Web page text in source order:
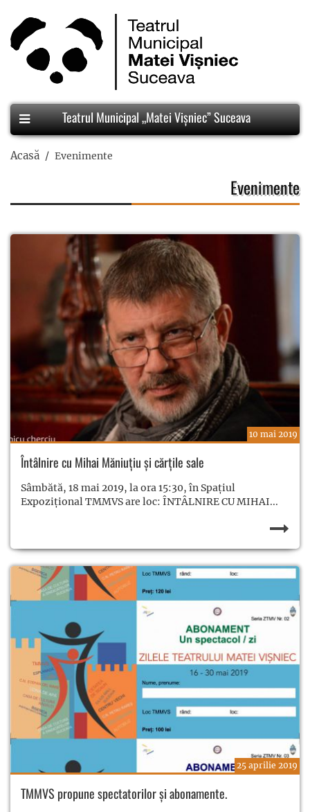
Teatrul Municipal „Matei Vișniec” Suceava
Acasă Evenimente
Evenimente
10 mai 2019
Întâlnire cu Mihai Măniuțiu şi cărţile sale
Sâmbătă, 18 mai 2019, la ora 15:30, în Spațiul
Expoziţional TMMVS are loc: ÎNTÂLNIRE CU MIHAI...
25 aprilie 2019
TMMVS propune spectatorilor și abonamente.